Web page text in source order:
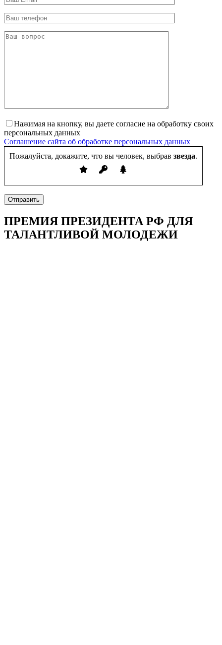
Нажимая на кнопку, вы даете согласие на обработку своих
персональных данных
Соглашение сайта об обработке персональных данных
Пожалуйста, докажите, что вы человек, выбрав звезда.
Отправить
ПРЕМИЯ ПРЕЗИДЕНТА РФ ДЛЯ
ТАЛАНТЛИВОЙ МОЛОДЕЖИ